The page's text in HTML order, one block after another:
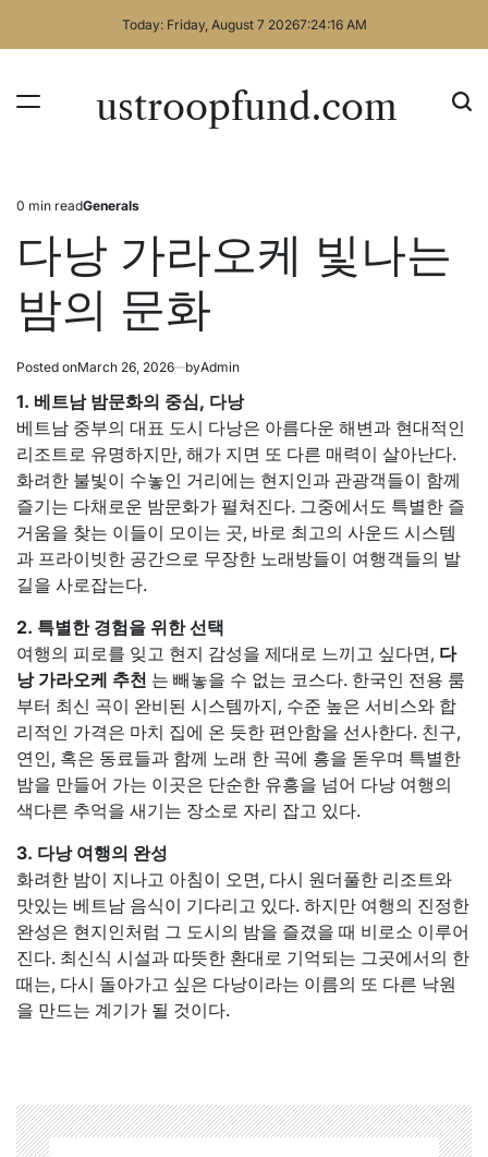
Today: Friday, August 7 20267:24:17 AM
ustroopfund.com
Estimated
0 min readPosted
Generals
다낭 가라오케 빛나는
밤의 문화
Posted onMarch 26, 2026 byAdmin
1. 베트남 밤문화의 중심, 다낭
베트남 중부의 대표 도시 다낭은 아름다운 해변과 현대적인
리조트로 유명하지만, 해가 지면 또 다른 매력이 살아난다.
화려한 불빛이 수놓인 거리에는 현지인과 관광객들이 함께
즐기는 다채로운 밤문화가 펼쳐진다. 그중에서도 특별한 즐
거움을 찾는 이들이 모이는 곳, 바로 최고의 사운드 시스템
과 프라이빗한 공간으로 무장한 노래방들이 여행객들의 발
길을 사로잡는다.
2. 특별한 경험을 위한 선택
여행의 피로를 잊고 현지 감성을 제대로 느끼고 싶다면, 다
낭 가라오케 추천 는 빼놓을 수 없는 코스다. 한국인 전용 룸
부터 최신 곡이 완비된 시스템까지, 수준 높은 서비스와 합
리적인 가격은 마치 집에 온 듯한 편안함을 선사한다. 친구,
연인, 혹은 동료들과 함께 노래 한 곡에 흥을 돋우며 특별한
밤을 만들어 가는 이곳은 단순한 유흥을 넘어 다낭 여행의
색다른 추억을 새기는 장소로 자리 잡고 있다.
3. 다낭 여행의 완성
화려한 밤이 지나고 아침이 오면, 다시 원더풀한 리조트와
맛있는 베트남 음식이 기다리고 있다. 하지만 여행의 진정한
완성은 현지인처럼 그 도시의 밤을 즐겼을 때 비로소 이루어
진다. 최신식 시설과 따뜻한 환대로 기억되는 그곳에서의 한
때는, 다시 돌아가고 싶은 다낭이라는 이름의 또 다른 낙원
을 만드는 계기가 될 것이다.